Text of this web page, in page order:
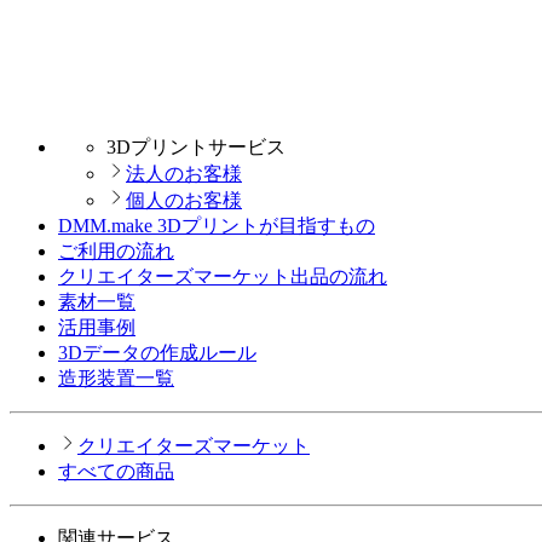
3Dプリントサービス
法人のお客様
個人のお客様
DMM.make 3Dプリントが目指すもの
ご利用の流れ
クリエイターズマーケット出品の流れ
素材一覧
活用事例
3Dデータの作成ルール
造形装置一覧
クリエイターズマーケット
すべての商品
関連サービス